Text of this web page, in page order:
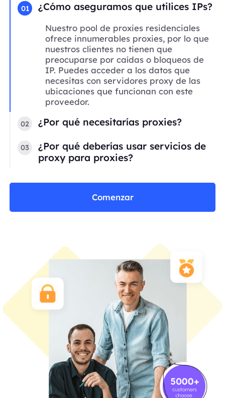
01 ¿Cómo aseguramos que utilices IPs?
Nuestro pool de proxies residenciales
ofrece innumerables proxies, por lo que
nuestros clientes no tienen que
preocuparse por caídas o bloqueos de
IP. Puedes acceder a los datos que
necesitas con servidores proxy de las
ubicaciones que funcionan con este
proveedor.
02 ¿Por qué necesitarías proxies?
03
¿Por qué deberías usar servicios de
proxy para proxies?
Comenzar